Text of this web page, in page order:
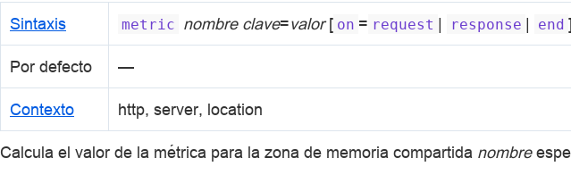
Sintaxis metric nombre clave=valor[ on = request | response | end
Por defecto —
Contexto http, server, location
Calcula el valor de la métrica para la zona de memoria compartida nombre